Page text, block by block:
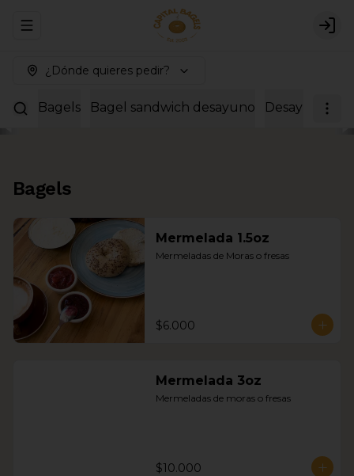
Abrir menu de navegación
¿Dónde quieres pedir?
Bagels Bagel sandwich desayuno Desayunos
Bagels
Mermelada 1.5oz
Mermeladas de Moras o fresas
$6.000
Mermelada 3oz
Mermeladas de moras o fresas
$10.000